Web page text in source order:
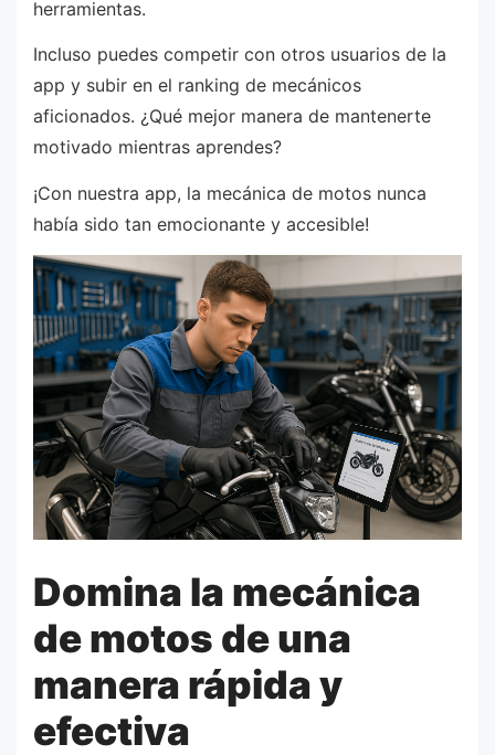
herramientas.
Incluso puedes competir con otros usuarios de la
app y subir en el ranking de mecánicos
aficionados. ¿Qué mejor manera de mantenerte
motivado mientras aprendes?
¡Con nuestra app, la mecánica de motos nunca
había sido tan emocionante y accesible!
Domina la mecánica
de motos de una
manera rápida y
efectiva